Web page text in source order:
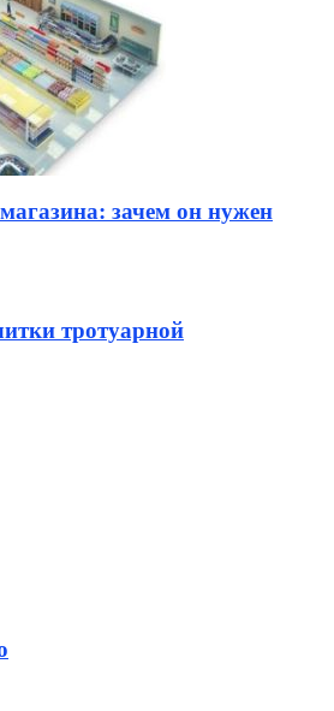
зачем он нужен
тротуарной